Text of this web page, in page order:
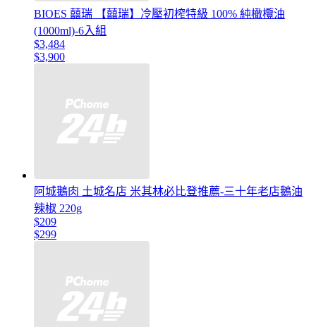
BIOES 囍瑞 【囍瑞】冷壓初榨特級 100% 純橄欖油
(1000ml)-6入組
$3,484
$3,900
阿城鵝肉 土城名店 米其林必比登推薦-三十年老店鵝油
辣椒 220g
$209
$299